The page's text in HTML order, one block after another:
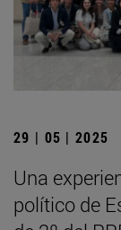
29 | 05 | 2025
Una
político de